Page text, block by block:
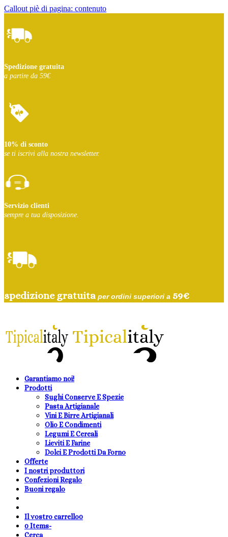
Callout piè di pagina: contenuto
Spedizione gratuita
a partire da 59€
10% di sconto
se ti iscrivi alla nostra newsletter.
Servizio clienti
sempre a tua disposizione.
spedizione gratuita per ordini superiori a 59€
Garantiamo noi!
Prodotti
Sughi Conserve E Spezie
Pasta Artigianale
Vini E Birre Artigianali
Olio E Condimenti
Legumi E Cereali
Lieviti E Farine
Dolci E Prodotti Da Forno
Offerte
I nostri produttori
Confezioni Regalo
Buoni regalo
Il vostro carrello0
0 Items-
Cerca